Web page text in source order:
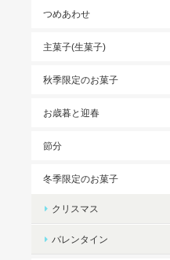
つめあわせ
主菓子(生菓子)
秋季限定のお菓子
お歳暮と迎春
節分
冬季限定のお菓子
クリスマス
バレンタイン